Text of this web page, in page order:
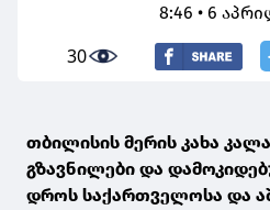
8:46 • 6
30
თბილისის მერის კახა
გზავნილები და
დროს საქართველოსა და